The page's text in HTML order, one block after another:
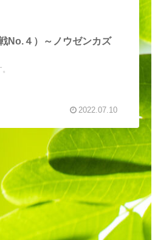
No.４）～ノウゼンカズ
2022.07.10